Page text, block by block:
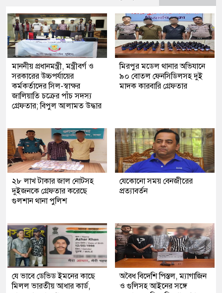
মাননীয় প্রধানমন্ত্রী, মন্ত্রীবর্গ ও
সরকারের উচ্চপর্যায়ের
কর্মকর্তাদের সিল-স্বাক্ষর
জালিয়াতি চক্রের পাঁচ সদস্য
গ্রেফতার; বিপুল আলামত উদ্ধার
মিরপুর মডেল থানার অভিযানে
৯০ বোতল ফেনসিডিলসহ দুই
মাদক কারবারি গ্রেফতার
২৮ লাখ টাকার জাল নোটসহ
দুইজনকে গ্রেফতার করেছে
গুলশান থানা পুলিশ
যেকোনো সময় বেনজীরের
প্রত্যাবর্তন
যে ভাবে ডেভিড ইমনের কাছে
মিলল ভারতীয় আধার কার্ড,
অবৈধ বিদেশি পিস্তল, ম্যাগাজিন
ও গুলিসহ আইনের সঙ্গে